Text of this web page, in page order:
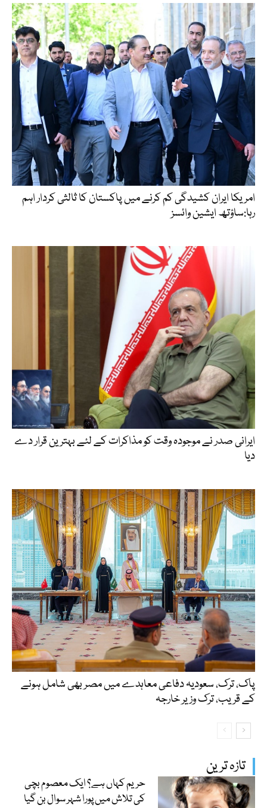
تازہ ترین
حریم کہاں ہے؟ ایک معصوم بچی
کی تلاش میں پورا شہر سوال بن گیا
امریکا ایران کشیدگی کم کرنے میں پاکستان کا ثالثی کردار اہم
رہا:ساؤتھ ایشین وائسز
ایرانی صدر نے موجودہ وقت کو مذاکرات کے لئے بہترین قرار دے
دیا
پاک، ترک، سعودیہ دفاعی معاہدے میں مصر بھی شامل ہونے
کے قریب، ترک وزیر خارجہ